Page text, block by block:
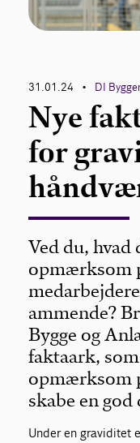
31.01.24 • DI
Nye
for
Ved du,
opmærksom
ammende?
Bygge og
faktaark,
opmærksom
skabe en god
Under en graviditet